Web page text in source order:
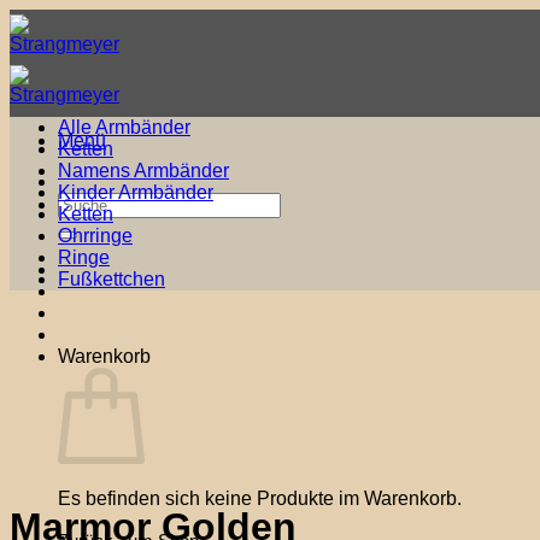
Zum
Inhalt
springen
Menü
Suche
nach:
Warenkorb
Es befinden sich keine Produkte im Warenkorb.
Alle Armbänder
Ketten
Namens Armbänder
Kinder Armbänder
Ketten
Ohrringe
Ringe
Fußkettchen
Marmor Golden